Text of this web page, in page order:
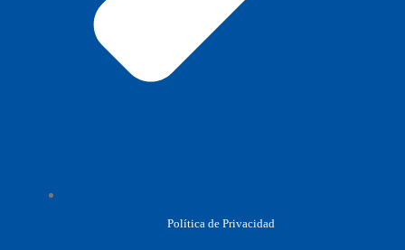
Política de Privacidad